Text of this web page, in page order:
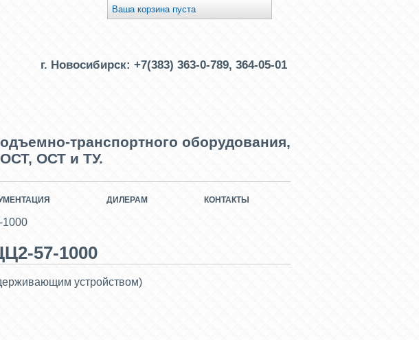
Ваша корзина пуста
г. Новосибирск: +7(383) 363-0-789, 364-05-01
транспортного оборудования,
ОСТ и ТУ.
ДИЛЕРАМ КОНТАКТЫ
1000
57-1000
устройством)